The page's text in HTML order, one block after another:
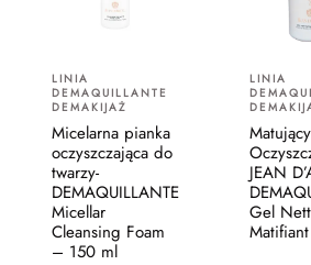
LINIA
DEMAQUILLANTE
DEMAKIJAŻ
Micelarna pianka
oczyszczająca do
twarzy-
DEMAQUILLANTE
Micellar
Cleansing Foam
– 150 ml
LINIA
JEAN
Gel
Matifiant